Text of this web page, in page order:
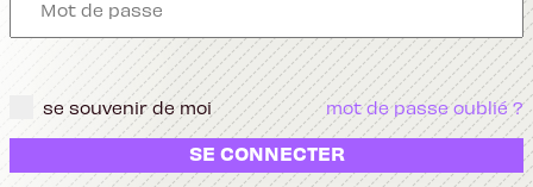
se souvenir de moi mot de passe oublié ?
SE CONNECTER